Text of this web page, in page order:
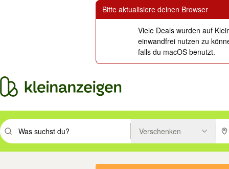
Bitte aktualisiere deinen Browser
Viele Deals wurden auf
einwandfrei nutzen zu
falls du macOS benutzt.
Suchbegriff eingeben. Eingabetaste drücken um zu suchen, oder
Verschenken